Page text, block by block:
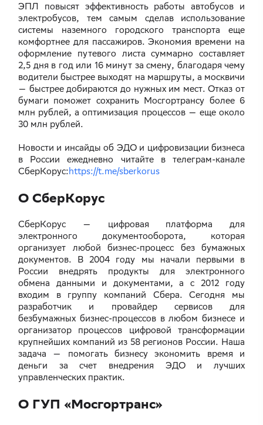
ЭПЛ повысят эффективность работы автобусов и
электробусов, тем самым сделав использование
системы наземного городского транспорта еще
комфортнее для пассажиров. Экономия времени на
оформление путевого листа суммарно составляет
2,5 дня в год или 16 минут за смену, благодаря чему
водители быстрее выходят на маршруты, а москвичи
— быстрее добираются до нужных им мест. Отказ от
бумаги поможет сохранить Мосгортрансу более 6
млн рублей, а оптимизация процессов — еще около
30 млн рублей.
Новости и инсайды об ЭДО и цифровизации бизнеса
в России ежедневно читайте в телеграм-канале
СберКорус:https://t.me/sberkorus
О СберКорус
СберКорус — цифровая платформа для
электронного документооборота, которая
организует любой бизнес-процесс без бумажных
документов. В 2004 году мы начали первыми в
России внедрять продукты для электронного
обмена данными и документами, а с 2012 году
входим в группу компаний Сбера. Сегодня мы
разработчик и провайдер сервисов для
безбумажных бизнес-процессов в любом бизнесе и
организатор процессов цифровой трансформации
крупнейших компаний из 58 регионов России. Наша
задача — помогать бизнесу экономить время и
деньги за счет внедрения ЭДО и лучших
управленческих практик.
О ГУП «Мосгортранс»